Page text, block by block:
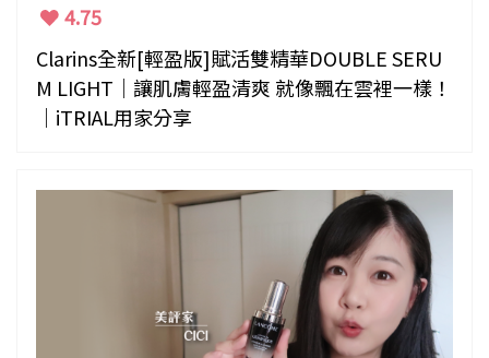
4.75
Clarins全新[輕盈版]賦活雙精華DOUBLE SERU
M LIGHT｜讓肌膚輕盈清爽 就像飄在雲裡一樣！
｜iTRIAL用家分享